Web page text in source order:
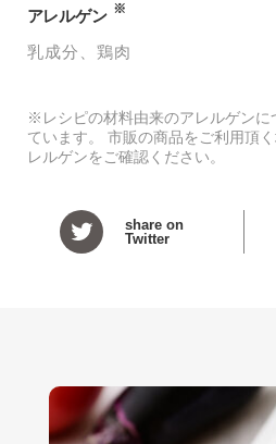
アレルゲン ※
乳成分 鶏肉
※レシピの材料由来のアレルゲンに
ています。 市販の商品をご利用頂
レルゲンをご確認ください。
share on
Twitter